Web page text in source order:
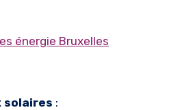
énergie Bruxelles
solaires :